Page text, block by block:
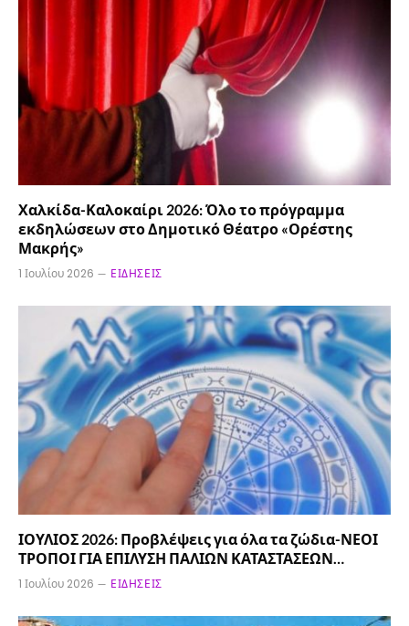
Χαλκίδα-Καλοκαίρι 2026: Όλο το πρόγραμμα
εκδηλώσεων στο Δημοτικό Θέατρο «Ορέστης
Μακρής»
1 Ιουλίου 2026 ΕΙΔΉΣΕΙΣ
ΙΟΥΛΙΟΣ 2026: Προβλέψεις για όλα τα ζώδια-ΝΕΟΙ
ΤΡΟΠΟΙ ΓΙΑ ΕΠΙΛΥΣΗ ΠΑΛΙΩΝ ΚΑΤΑΣΤΑΣΕΩΝ…
1 Ιουλίου 2026 ΕΙΔΉΣΕΙΣ